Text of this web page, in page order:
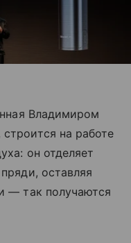
Владимиром
на работе
он отделяет
оставляя
— так получаются